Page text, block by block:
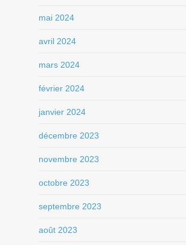
mai 2024
avril 2024
mars 2024
février 2024
janvier 2024
décembre 2023
novembre 2023
octobre 2023
septembre 2023
août 2023